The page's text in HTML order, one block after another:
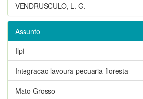
VENDRUSCULO, L. G.
Assunto
Ilpf
Integracao lavoura-pecuaria-floresta
Mato Grosso